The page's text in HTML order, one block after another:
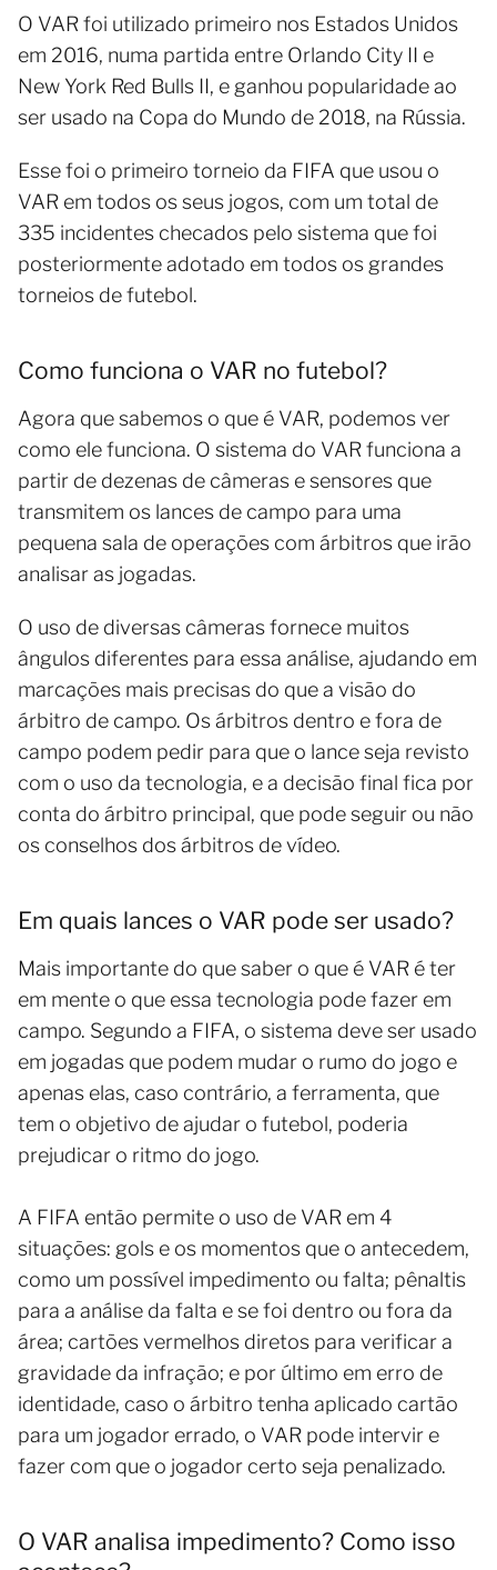
O VAR foi utilizado primeiro nos Estados Unidos
em 2016, numa partida entre Orlando City II e
New York Red Bulls II, e ganhou popularidade ao
ser usado na Copa do Mundo de 2018, na Rússia.
Esse foi o primeiro torneio da FIFA que usou o
VAR em todos os seus jogos, com um total de
335 incidentes checados pelo sistema que foi
posteriormente adotado em todos os grandes
torneios de futebol.
Como funciona o VAR no futebol?
Agora que sabemos o que é VAR, podemos ver
como ele funciona. O sistema do VAR funciona a
partir de dezenas de câmeras e sensores que
transmitem os lances de campo para uma
pequena sala de operações com árbitros que irão
analisar as jogadas.
O uso de diversas câmeras fornece muitos
ângulos diferentes para essa análise, ajudando em
marcações mais precisas do que a visão do
árbitro de campo. Os árbitros dentro e fora de
campo podem pedir para que o lance seja revisto
com o uso da tecnologia, e a decisão final fica por
conta do árbitro principal, que pode seguir ou não
os conselhos dos árbitros de vídeo.
Em quais lances o VAR pode ser usado?
Mais importante do que saber o que é VAR é ter
em mente o que essa tecnologia pode fazer em
campo. Segundo a FIFA, o sistema deve ser usado
em jogadas que podem mudar o rumo do jogo e
apenas elas, caso contrário, a ferramenta, que
tem o objetivo de ajudar o futebol, poderia
prejudicar o ritmo do jogo.
A FIFA então permite o uso de VAR em 4
situações: gols e os momentos que o antecedem,
como um possível impedimento ou falta; pênaltis
para a análise da falta e se foi dentro ou fora da
área; cartões vermelhos diretos para verificar a
gravidade da infração; e por último em erro de
identidade, caso o árbitro tenha aplicado cartão
para um jogador errado, o VAR pode intervir e
fazer com que o jogador certo seja penalizado.
O VAR analisa impedimento? Como isso